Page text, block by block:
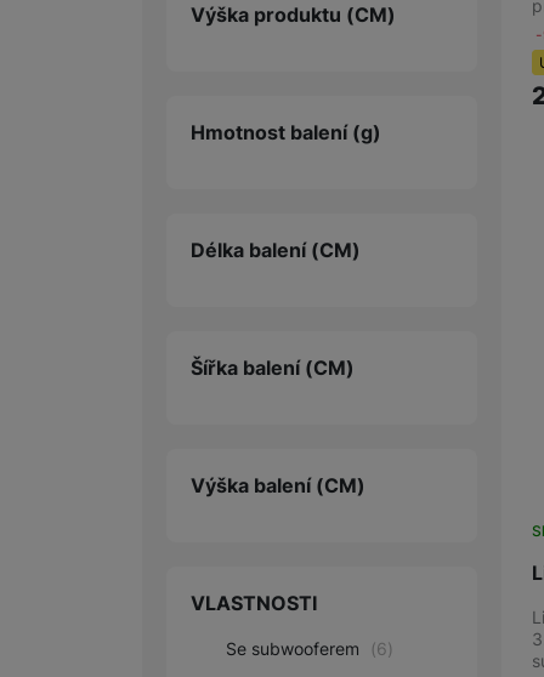
Výška produktu (CM)
Hmotnost balení (g)
Délka balení (CM)
Šířka balení (CM)
Výška balení (CM)
VLASTNOSTI
Se subwooferem (6)
-